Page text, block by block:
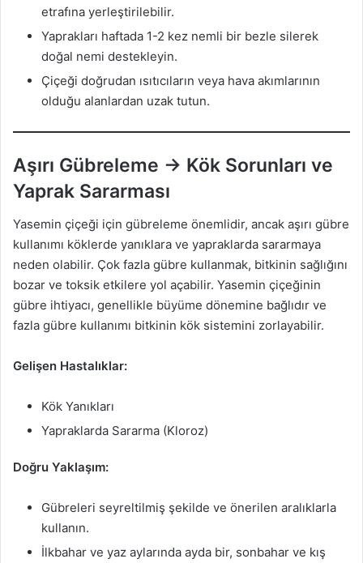
etrafına yerleştirilebilir.
Yaprakları haftada 1-2 kez nemli bir bezle silerek
doğal nemi destekleyin.
Çiçeği doğrudan ısıtıcıların veya hava akımlarının
olduğu alanlardan uzak tutun.
Aşırı Gübreleme → Kök Sorunları ve
Yaprak Sararması
Yasemin çiçeği için gübreleme önemlidir, ancak aşırı gübre
kullanımı köklerde yanıklara ve yapraklarda sararmaya
neden olabilir. Çok fazla gübre kullanmak, bitkinin sağlığını
bozar ve toksik etkilere yol açabilir. Yasemin çiçeğinin
gübre ihtiyacı, genellikle büyüme dönemine bağlıdır ve
fazla gübre kullanımı bitkinin kök sistemini zorlayabilir.
Gelişen Hastalıklar:
Kök Yanıkları
Yapraklarda Sararma (Kloroz)
Doğru Yaklaşım:
Gübreleri seyreltilmiş şekilde ve önerilen aralıklarla
kullanın.
İlkbahar ve yaz aylarında ayda bir, sonbahar ve kış